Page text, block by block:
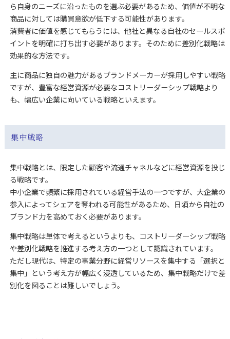
ら自身のニーズに沿ったものを選ぶ必要があるため、価値が不明な
商品に対しては購買意欲が低下する可能性があります。
消費者に価値を感じてもらうには、他社と異なる自社のセールスポ
イントを明確に打ち出す必要があります。そのために差別化戦略は
効果的な方法です。
主に商品に独自の魅力があるブランドメーカーが採用しやすい戦略
ですが、豊富な経営資源が必要なコストリーダーシップ戦略より
も、幅広い企業に向いている戦略といえます。
集中戦略
集中戦略とは、限定した顧客や流通チャネルなどに経営資源を投じ
る戦略です。
中小企業で頻繁に採用されている経営手法の一つですが、大企業の
参入によってシェアを奪われる可能性があるため、日頃から自社の
ブランド力を高めておく必要があります。
集中戦略は単体で考えるというよりも、コストリーダーシップ戦略
や差別化戦略を推進する考え方の一つとして認識されています。
ただし現代は、特定の事業分野に経営リソースを集中する「選択と
集中」という考え方が幅広く浸透しているため、集中戦略だけで差
別化を図ることは難しいでしょう。